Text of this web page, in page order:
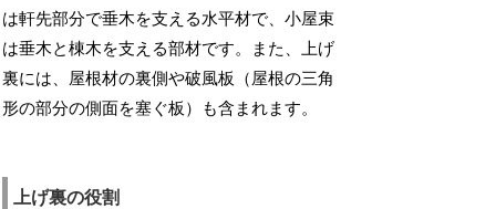
は軒先部分で垂木を支える水平材で、小屋束
は垂木と棟木を支える部材です。また、上げ
裏には、屋根材の裏側や破風板（屋根の三角
形の部分の側面を塞ぐ板）も含まれます。
上げ裏の役割